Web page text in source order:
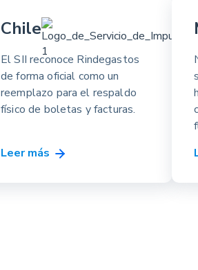
Chile
El SII reconoce Rindegastos
de forma oficial como un
reemplazo para el respaldo
físico de boletas y facturas.
Leer más